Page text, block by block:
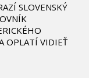
SLOVENSKÝ
OPLATÍ VIDIEŤ